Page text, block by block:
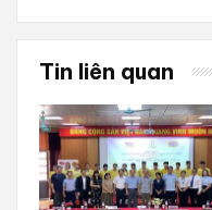
Tin liên quan